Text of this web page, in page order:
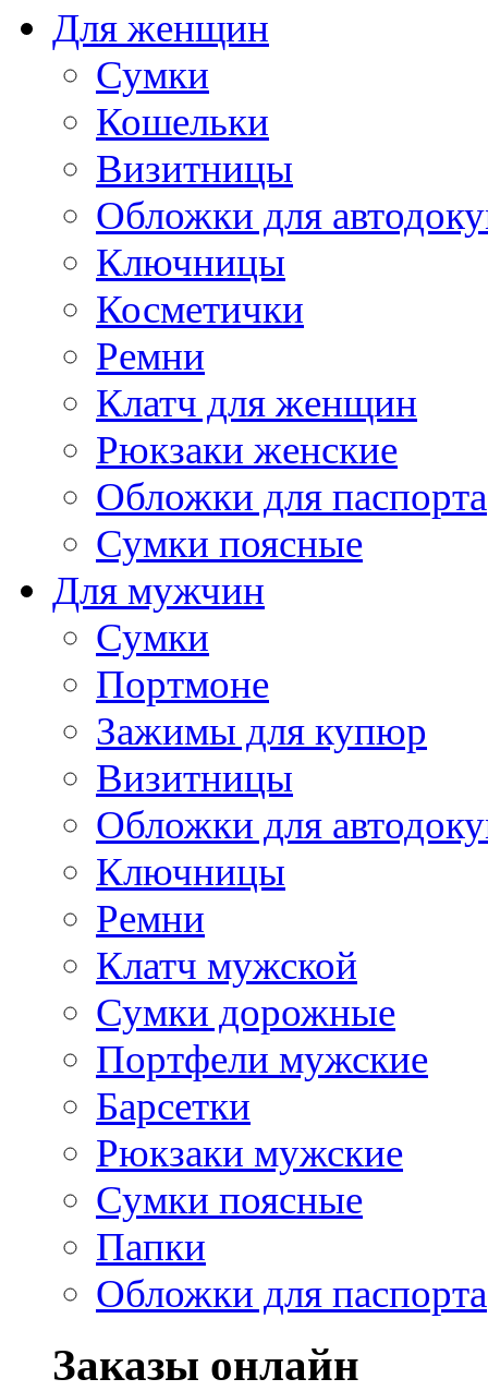
Для женщин
Сумки
Кошельки
Визитницы
Обложки для
Ключницы
Косметички
Ремни
Клатч для женщин
Рюкзаки женские
Обложки для паспорта
Сумки поясные
Для мужчин
Сумки
Портмоне
Зажимы для купюр
Визитницы
Обложки для
Ключницы
Ремни
Клатч мужской
Сумки дорожные
Портфели мужские
Барсетки
Рюкзаки мужские
Сумки поясные
Папки
Обложки для паспорта
Заказы онлайн